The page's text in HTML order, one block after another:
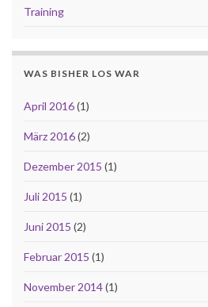
Training
WAS BISHER LOS WAR
April 2016(1)
März 2016(2)
Dezember 2015 (1)
Juli 2015 (1)
Juni 2015 (2)
Februar 2015 (1)
November 2014(1)